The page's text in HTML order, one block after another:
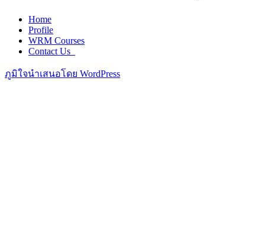
Home
Profile
WRM Courses
Contact Us_
ภูมิใจนำเสนอโดย WordPress